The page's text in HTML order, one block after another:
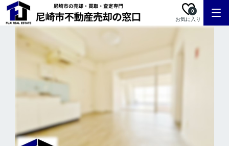
お気に入り
0